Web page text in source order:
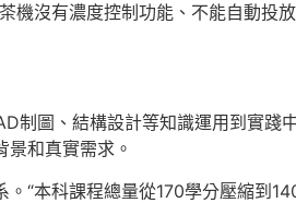
沒有濃度控制功能、不能自動投
圖、結構設計等知識運用到實踐
和真實需求。
“本科課程總量從170學分壓縮到